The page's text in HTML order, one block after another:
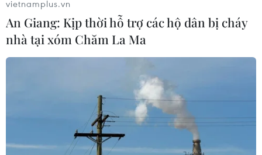
Cao Bằng: Mưa to gây nhiều thiệt hại tại
Sáng 3/8, trên địa bàn huyện Hà Quảng (Cao Bằng) có
mưa to kết hợp lượng mưa kéo dài hơn một tuần qua
khiến mực nước các sông, suối tăng cao, gây ngập úng
vietnamplus.vn
An Giang: Kịp thời hỗ trợ các hộ dân bị cháy
nhà tại xóm Chăm La Ma